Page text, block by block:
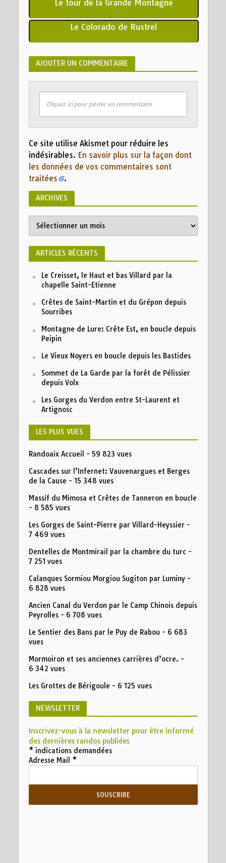
Le tour de la Grande Montagne
Le Colorado de Rustrel
AJOUTER UN COMMENTAIRE
Cliquez ici pour poster un commentaire
Ce site utilise Akismet pour réduire les
indésirables. En savoir plus sur la façon dont
les données de vos commentaires sont
traitées
.
ARCHIVES
ARTICLES RÉCENTS
Le Creisset, le Haut et bas Villard par la
chapelle Saint-Etienne
Crêtes de Saint-Martin et du Grépon depuis
Sourribes
Montagne de Lure: Crête Est, en boucle depuis
Peipin
Le Vieux Noyers en boucle depuis les Bastides
Sommet de La Garde par la forêt de Pélissier
depuis Volx
Les Gorges du Verdon entre St-Laurent et
Artignosc
LES PLUS VUES
Randoaix Accueil - 59 823 vues
Cascades sur l’Infernet: Vauvenargues et Berges
de la Cause - 15 348 vues
Massif du Mimosa et Crêtes de Tanneron en boucle
- 8 585 vues
Les Gorges de Saint-Pierre par Villard-Heyssier -
7 469 vues
Dentelles de Montmirail par la chambre du turc -
7 251 vues
Calanques Sormiou Morgiou Sugiton par Luminy-
6 828 vues
Ancien Canal du Verdon par le Camp Chinois depuis
Peyrolles- 6 708 vues
Le Sentier des Bans par le Puy de Rabou - 6 683
vues
Mormoiron et ses anciennes carrières d’ocre. -
6 342 vues
Les Grottes de Bérigoule - 6 125 vues
NEWSLETTER
Inscrivez-vous à la newsletter pour être informé
des dernières randos publiées
* indications demandées
Adresse Mail *